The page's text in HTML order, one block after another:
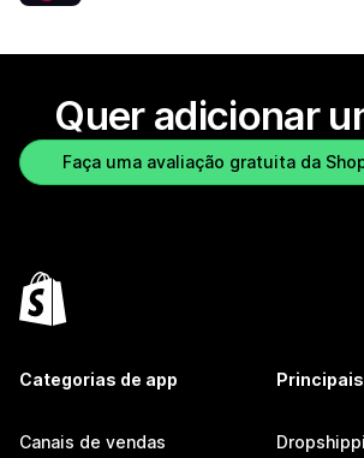
Quer adicionar
Faça uma avaliação gratuita da
Categorias de app
Canais de vendas